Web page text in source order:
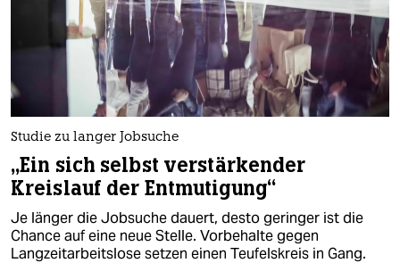
Studie zu langer Jobsuche
„Ein sich selbst verstärkender
Kreislauf der Entmutigung“
Je länger die Jobsuche dauert, desto geringer ist die
Chance auf eine neue Stelle. Vorbehalte gegen
Langzeitarbeitslose setzen einen Teufelskreis in Gang.